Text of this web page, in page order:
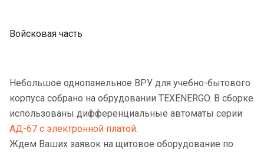
Войсковая часть
Небольшое однопанельное ВРУ для учебно-бытового
корпуса собрано на обрудовании TEXENERGO. В сборке
использованы дифференциальные автоматы серии
АД-67 с электронной платой.
Ждем Ваших заявок на щитовое оборудование по